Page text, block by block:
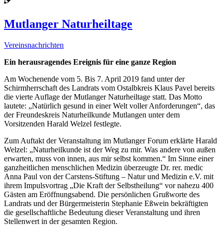
Mutlanger Naturheiltage
Vereinsnachrichten
Ein herausragendes Ereignis für eine ganze Region
Am Wochenende vom 5. Bis 7. April 2019 fand unter der
Schirmherrschaft des Landrats vom Ostalbkreis Klaus Pavel bereits
die vierte Auflage der Mutlanger Naturheiltage statt. Das Motto
lautete: „Natürlich gesund in einer Welt voller Anforderungen“, das
der Freundeskreis Naturheilkunde Mutlangen unter dem
Vorsitzenden Harald Welzel festlegte.
Zum Auftakt der Veranstaltung im Mutlanger Forum erklärte Harald
Welzel: „Naturheilkunde ist der Weg zu mir. Was andere von außen
erwarten, muss von innen, aus mir selbst kommen.“ Im Sinne einer
ganzheitlichen menschlichen Medizin überzeugte Dr. rer. medic
Anna Paul von der Carstens-Stiftung – Natur und Medizin e.V. mit
ihrem Impulsvortrag „Die Kraft der Selbstheilung“ vor nahezu 400
Gästen am Eröffnungsabend. Die persönlichen Grußworte des
Landrats und der Bürgermeisterin Stephanie Eßwein bekräftigten
die gesellschaftliche Bedeutung dieser Veranstaltung und ihren
Stellenwert in der gesamten Region.